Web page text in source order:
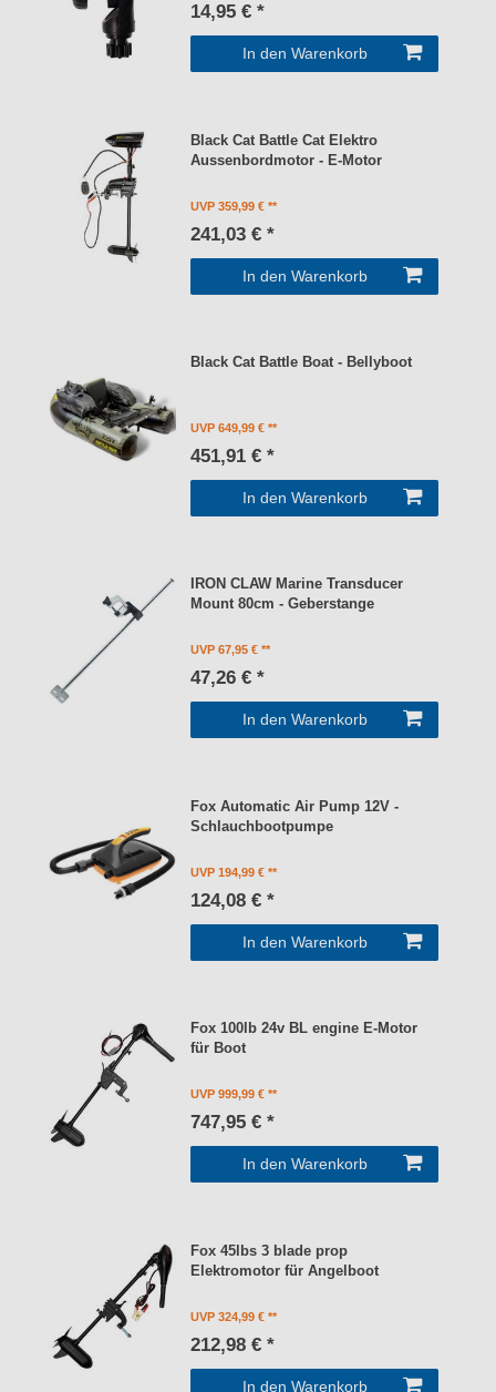
14,95 € *
In den Warenkorb
Black Cat Battle Cat Elektro
Aussenbordmotor - E-Motor
UVP 359,99 €
241,03 € *
In den Warenkorb
Black Cat Battle Boat - Bellyboot
UVP 649,99 €
451,91 € *
In den Warenkorb
IRON CLAW Marine Transducer
Mount 80cm - Geberstange
UVP 67,95 €
47,26 € *
In den Warenkorb
Fox Automatic Air Pump 12V -
Schlauchbootpumpe
UVP 194,99 €
124,08 € *
In den Warenkorb
Fox 100lb 24v BL engine E-Motor
für Boot
UVP 999,99 €
747,95 € *
In den Warenkorb
Fox 45lbs 3 blade prop
Elektromotor für Angelboot
UVP 324,99 €
212,98 € *
In den Warenkorb